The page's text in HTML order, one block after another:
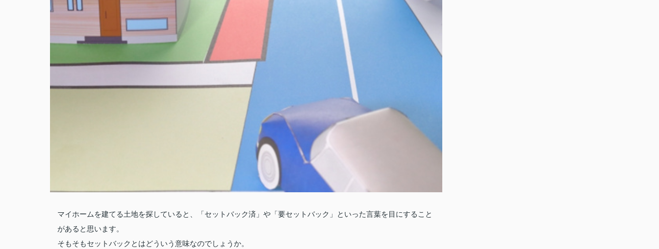
マイホームを建てる土地を探していると、「セットバック済」や「要セットバック」といった言葉を目にすること
があると思います。
そもそもセットバックとはどういう意味なのでしょうか。